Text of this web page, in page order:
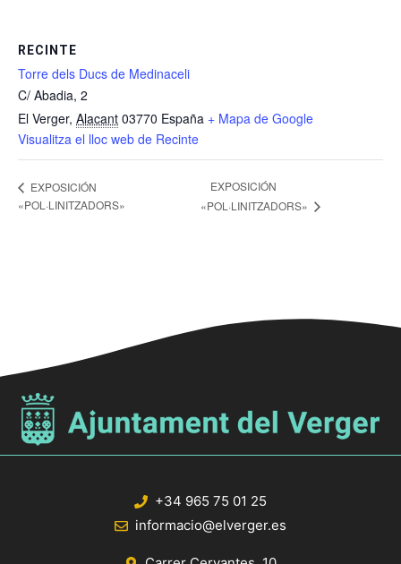
RECINTE
Torre dels Ducs de Medinaceli
C/ Abadia, 2
El Verger, Alacant 03770 España + Mapa de Google
Visualitza el lloc web de Recinte
EXPOSICIÓN
«POL·LINITZADORS»
EXPOSICIÓN
«POL·LINITZADORS»
+34 965 75 01 25
informacio@elverger.es